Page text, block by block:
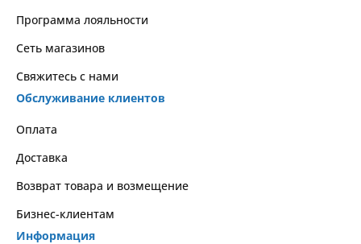
Программа лояльности
Сеть магазинов
Свяжитесь с нами
Обслуживание клиентов
Оплата
Доставка
Возврат товара и возмещение
Бизнес-клиентам
Информация